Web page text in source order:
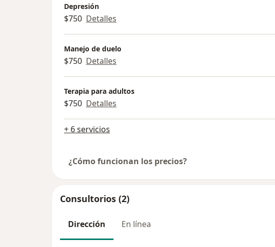
Depresión
$750 Detalles
Manejo de duelo
$750 Detalles
Terapia para adultos
$750 Detalles
+ 6 servicios
¿Cómo funcionan los precios?
Consultorios (2)
Dirección En línea